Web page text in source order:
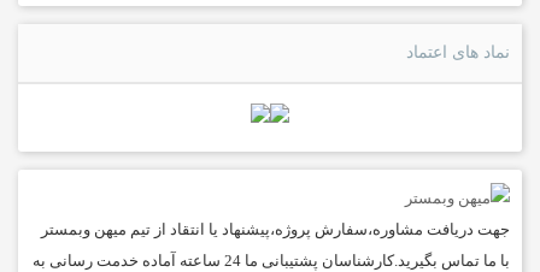
نماد های اعتماد
جهت دریافت مشاوره،سفارش پروژه،پیشنهاد یا انتقاد از تیم میهن وبمستر
با ما تماس بگیرید.کارشناسان پشتیبانی ما 24 ساعته آماده خدمت رسانی به